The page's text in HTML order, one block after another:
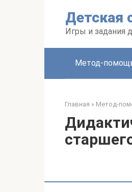
Детская
Игры и задания
Метод-
Главная » Метод-